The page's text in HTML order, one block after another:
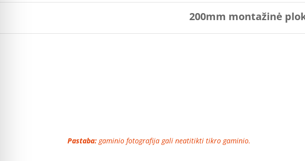
200mm montažinė
Pastaba: gaminio fotografija gali neatitikti tikro gaminio.